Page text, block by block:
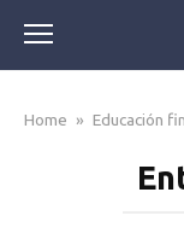
content
Home » Educación